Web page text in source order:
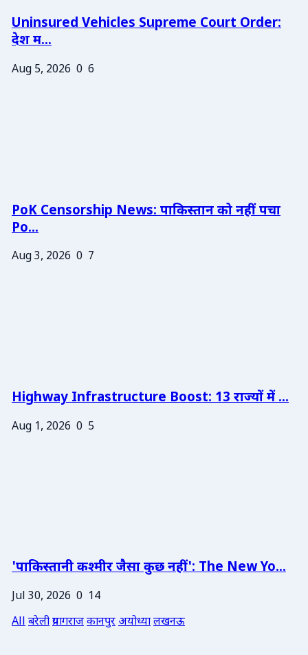
Uninsured Vehicles Supreme Court Order:
देश म...
Aug 5, 2026 0 6
PoK Censorship News: पाकिस्तान को नहीं पचा
Po...
Aug 3, 2026 0 7
Highway Infrastructure Boost: 13 राज्यों में ...
Aug 1, 2026 0 5
'पाकिस्तानी कश्मीर जैसा कुछ नहीं': The New Yo...
Jul 30, 2026 0 14
Allबरेलीप्रयागराजकानपुरअयोध्यालखनऊ